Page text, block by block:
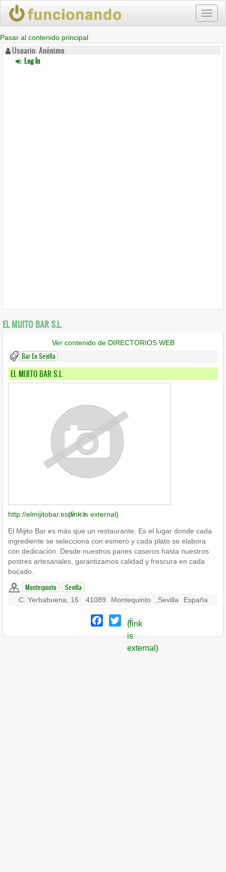
Pasar al contenido principal
Usuario: Anónimo
Log In
EL MIJITO BAR S.L.
Ver contenido de DIRECTORIOS WEB
Bar En Sevilla
EL MIJITO BAR S.L.
http://elmijitobar.es(link is external)
El Mijito Bar es más que un restaurante. Es el lugar donde cada
ingrediente se selecciona con esmero y cada plato se elabora
con dedicación. Desde nuestros panes caseros hasta nuestros
postres artesanales, garantizamos calidad y frescura en cada
bocado.
Montequinto Sevilla
C. Yerbabuena, 16 41089 Montequinto Sevilla España
Facebook
Twitter
(link
is
external)